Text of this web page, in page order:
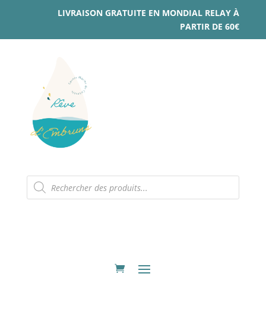
LIVRAISON GRATUITE EN MONDIAL RELAY À
PARTIR DE 60€
Recherche
de
produits